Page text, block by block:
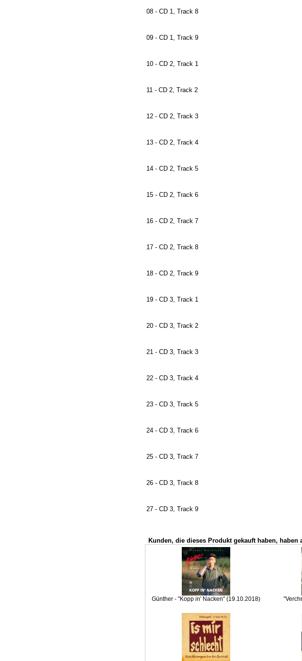
08 - CD 1, Track 8
09 - CD 1, Track 9
10 - CD 2, Track 1
11 - CD 2, Track 2
12 - CD 2, Track 3
13 - CD 2, Track 4
14 - CD 2, Track 5
15 - CD 2, Track 6
16 - CD 2, Track 7
17 - CD 2, Track 8
18 - CD 2, Track 9
19 - CD 3, Track 1
20 - CD 3, Track 2
21 - CD 3, Track 3
22 - CD 3, Track 4
23 - CD 3, Track 5
24 - CD 3, Track 6
25 - CD 3, Track 7
26 - CD 3, Track 8
27 - CD 3, Track 9
Kunden, die dieses Produkt gekauft haben, haben
Günther - "Kopp in' Nacken" (19.10.2018)